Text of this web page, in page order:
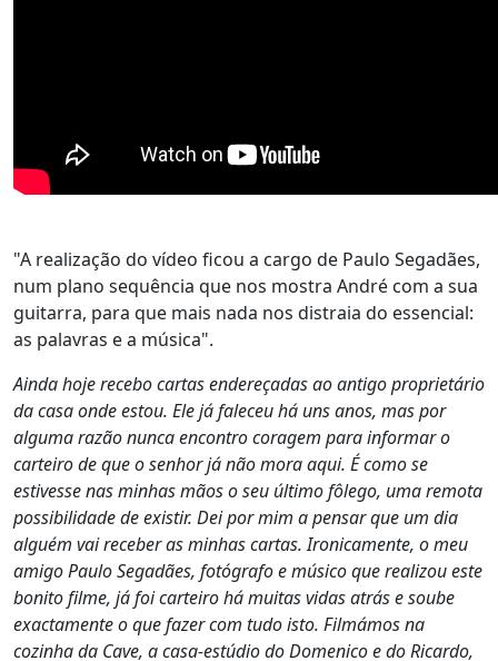
"A realização do vídeo ficou a cargo de Paulo Segadães,
num plano sequência que nos mostra André com a sua
guitarra, para que mais nada nos distraia do essencial:
as palavras e a música".
Ainda hoje recebo cartas endereçadas ao antigo proprietário
da casa onde estou. Ele já faleceu há uns anos, mas por
alguma razão nunca encontro coragem para informar o
carteiro de que o senhor já não mora aqui. É como se
estivesse nas minhas mãos o seu último fôlego, uma remota
possibilidade de existir. Dei por mim a pensar que um dia
alguém vai receber as minhas cartas. Ironicamente, o meu
amigo Paulo Segadães, fotógrafo e músico que realizou este
bonito filme, já foi carteiro há muitas vidas atrás e soube
exactamente o que fazer com tudo isto. Filmámos na
cozinha da Cave, a casa-estúdio do Domenico e do Ricardo,